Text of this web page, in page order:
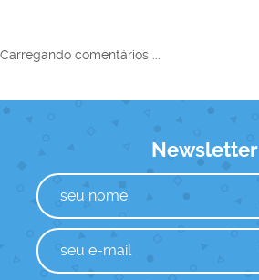
Carregando comentários ...
Newsletter